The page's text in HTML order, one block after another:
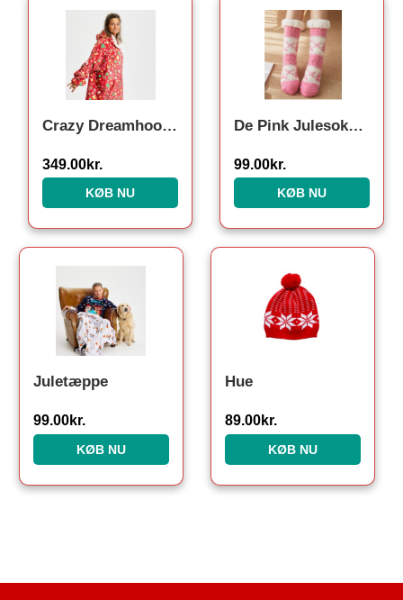
Crazy Dreamhoodie Rød – Voksen
349.00kr.
KØB NU
De Pink Julesokker
99.00kr.
KØB NU
Juletæppe
Den oprindelige pris var: 199.00kr..
99.00kr.
Den aktuelle pris er: 99.00kr..
KØB NU
Hue
89.00kr.
KØB NU